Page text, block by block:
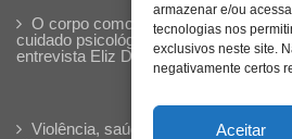
armazenar e/ou
tecnologias nos
exclusivos neste site.
negativamente certos
Aceitar
O corpo como expressão do
cuidado psicológico: (En)Cena
entrevista Eliz Dorneles
Violência, saúde mental e a